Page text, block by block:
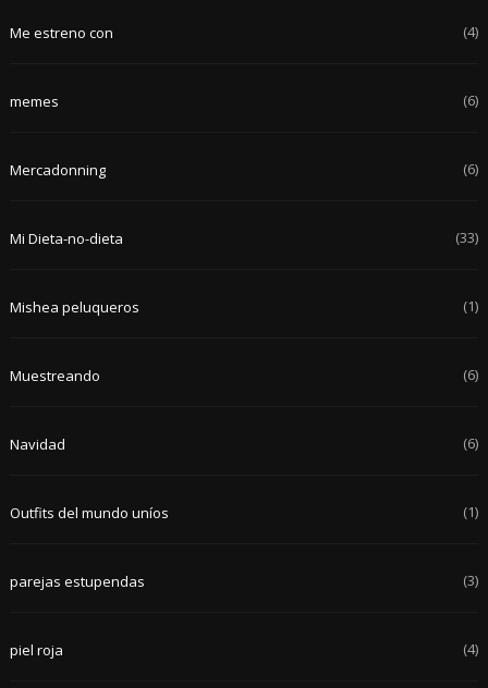
Me estreno con (4)
memes (6)
Mercadonning (6)
Mi Dieta-no-dieta (33)
Mishea peluqueros (1)
Muestreando (6)
Navidad (6)
Outfits del mundo uníos (1)
parejas estupendas (3)
piel roja (4)